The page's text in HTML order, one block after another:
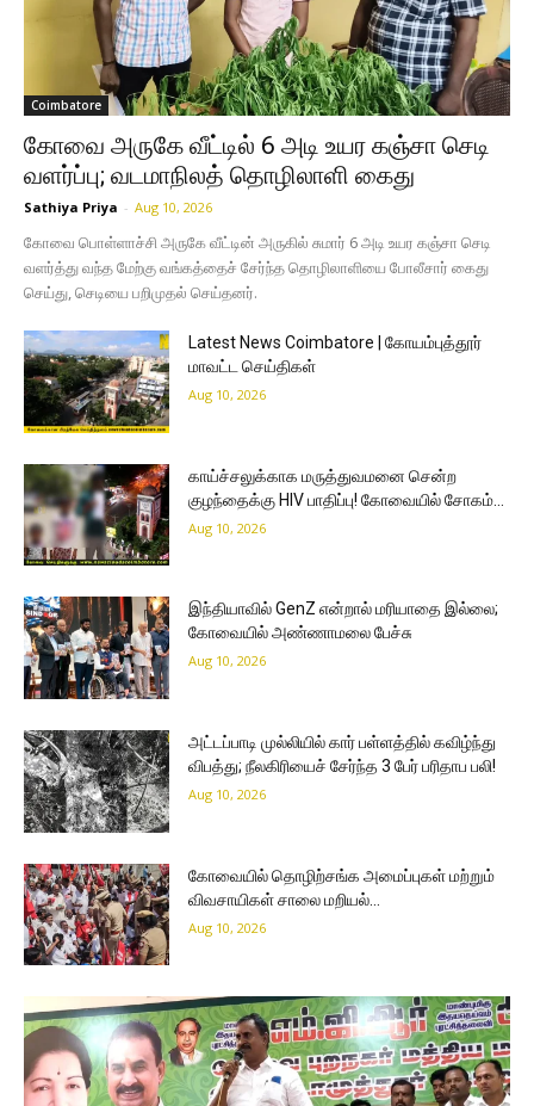
Coimbatore
கோவை அருகே வீட்டில் 6 அடி உயர கஞ்சா செடி
வளர்ப்பு; வடமாநிலத் தொழிலாளி கைது
Sathiya Priya - Aug 10, 2026
கோவை பொள்ளாச்சி அருகே வீட்டின் அருகில் சுமார் 6 அடி உயர கஞ்சா செடி
வளர்த்து வந்த மேற்கு வங்கத்தைச் சேர்ந்த தொழிலாளியை போலீசார் கைது
செய்து, செடியை பறிமுதல் செய்தனர்.
Latest News Coimbatore | கோயம்புத்தூர்
மாவட்ட செய்திகள்
Aug 10, 2026
காய்ச்சலுக்காக மருத்துவமனை சென்ற
குழந்தைக்கு HIV பாதிப்பு! கோவையில் சோகம்…
Aug 10, 2026
இந்தியாவில் GenZ என்றால் மரியாதை இல்லை;
கோவையில் அண்ணாமலை பேச்சு
Aug 10, 2026
அட்டப்பாடி முல்லியில் கார் பள்ளத்தில் கவிழ்ந்து
விபத்து; நீலகிரியைச் சேர்ந்த 3 பேர் பரிதாப பலி!
Aug 10, 2026
கோவையில் தொழிற்சங்க அமைப்புகள் மற்றும்
விவசாயிகள் சாலை மறியல்…
Aug 10, 2026